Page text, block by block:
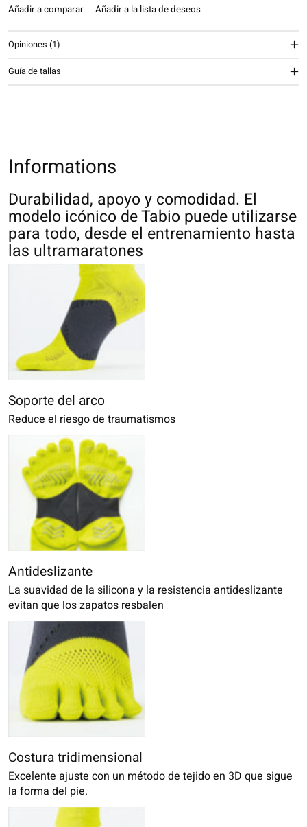
Añadir a comparar Añadir a la lista de deseos
Opiniones (1)
Guía de tallas
Informations
Durabilidad, apoyo y comodidad. El
modelo icónico de Tabio puede utilizarse
para todo, desde el entrenamiento hasta
las ultramaratones
Soporte del arco
Reduce el riesgo de traumatismos
Antideslizante
La suavidad de la silicona y la resistencia antideslizante
evitan que los zapatos resbalen
Costura tridimensional
Excelente ajuste con un método de tejido en 3D que sigue
la forma del pie.